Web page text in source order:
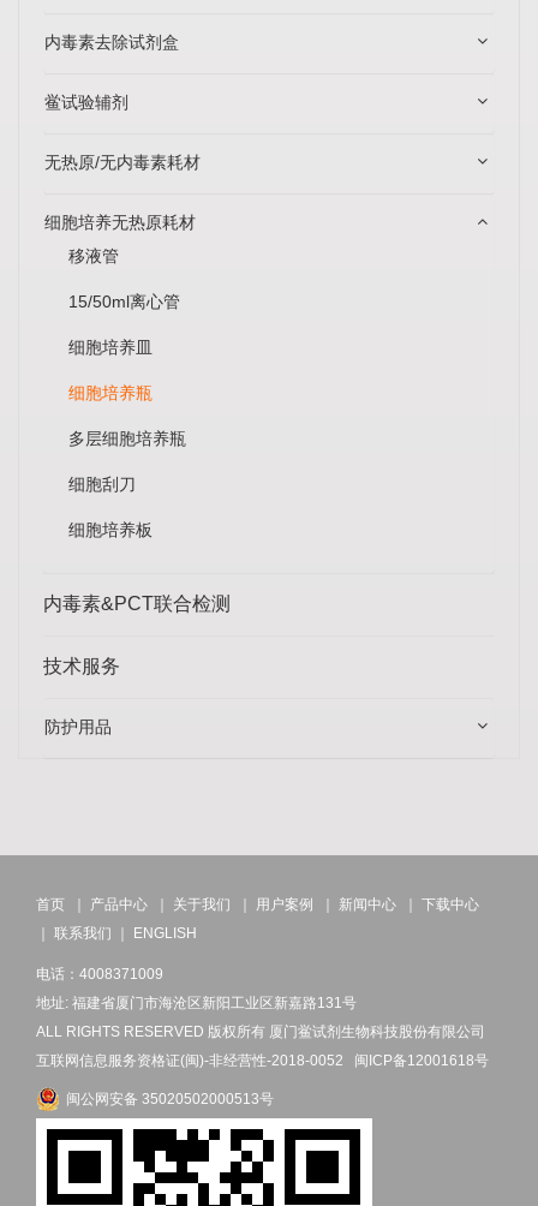
内毒素去除试剂盒
鲎试验辅剂
无热原/无内毒素耗材
细胞培养无热原耗材
移液管
15/50ml离心管
细胞培养皿
细胞培养瓶
多层细胞培养瓶
细胞刮刀
细胞培养板
内毒素&PCT联合检测
技术服务
防护用品
首页 ｜ 产品中心 ｜ 关于我们 ｜ 用户案例 ｜ 新闻中心 ｜ 下载中心
｜ 联系我们 ｜ ENGLISH
电话：4008371009
地址: 福建省厦门市海沧区新阳工业区新嘉路131号
ALL RIGHTS RESERVED 版权所有 厦门鲎试剂生物科技股份有限公司
互联网信息服务资格证(闽)-非经营性-2018-0052 闽ICP备12001618号
闽公网安备 35020502000513号